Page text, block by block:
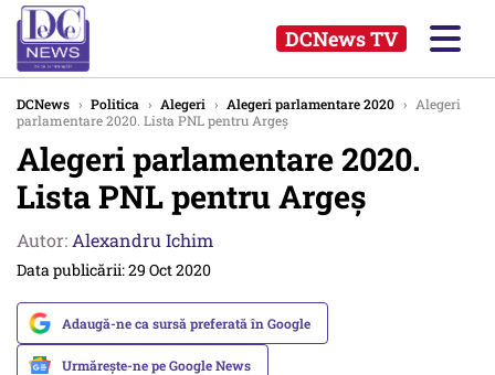
DCNews TV
DCNews › Politica › Alegeri › Alegeri parlamentare 2020 › Alegeri
parlamentare 2020. Lista PNL pentru Argeș
Alegeri parlamentare 2020.
Lista PNL pentru Argeș
Autor: Alexandru Ichim
Data publicării: 29 Oct 2020
Adaugă-ne ca sursă preferată în Google
Urmărește-ne pe Google News